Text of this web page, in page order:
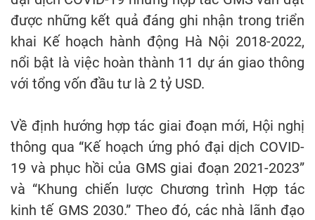
được những kết quả đáng ghi nhận trong triển
khai Kế hoạch hành động Hà Nội 2018-2022,
nổi bật là việc hoàn thành 11 dự án giao thông
với tổng vốn đầu tư là 2 tỷ USD.
Về định hướng hợp tác giai đoạn mới, Hội nghị
thông qua “Kế hoạch ứng phó đại dịch COVID-
19 và phục hồi của GMS giai đoạn 2021-2023”
và “Khung chiến lược Chương trình Hợp tác
kinh tế GMS 2030.” Theo đó, các nhà lãnh đạo